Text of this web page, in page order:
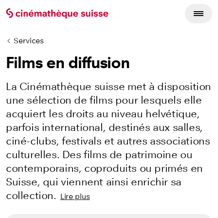
Services
Films en diffusion
La Cinémathèque suisse met à disposition
une sélection de films pour lesquels elle
acquiert les droits au niveau helvétique,
parfois international, destinés aux salles,
ciné-clubs, festivals et autres associations
culturelles. Des films de patrimoine ou
contemporains, coproduits ou primés en
Suisse, qui viennent ainsi enrichir sa
collection. Lire plus